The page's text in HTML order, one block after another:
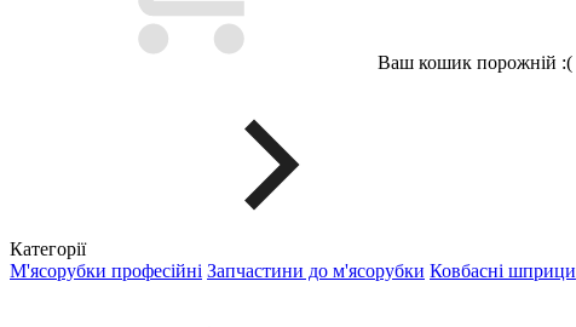
Ваш кошик порожній :(
Категорії
М'ясорубки професійні Запчастини до м'ясорубки Ковбасні шприци